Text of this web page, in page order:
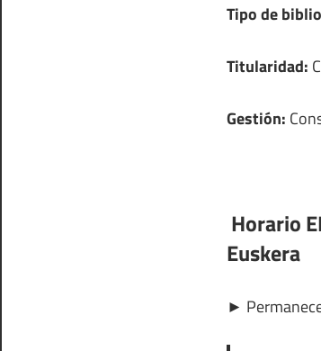
Tipo de
Titularidad:
Gestión:
Horario
Euskera
►